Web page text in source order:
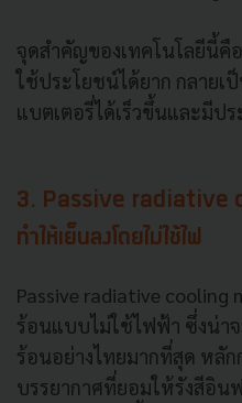
จุดสำคัญของเทคโนโลยีนี้คื
ใช้ประโยชน์ได้ยาก กลาย
แบตเตอรี่ได้เร็วขึ้นและมีป
3. Passive radiative
ทำให้เย็นลงโดยไม่ใช้ไฟ
Passive radiative
ร้อนแบบไม่ใช้ไฟฟ้า ซึ่งน่า
ร้อนอย่างไทยมากที่สุด หลั
บรรยากาศที่ยอมให้รังสีอิน